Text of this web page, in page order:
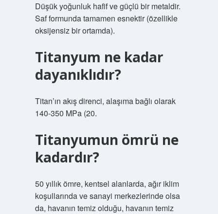
Düşük yoğunluk hafif ve güçlü bir metaldir.
Saf formunda tamamen esnektir (özellikle
oksijensiz bir ortamda).
Titanyum ne kadar
dayanıklıdır?
Titan’ın akış direnci, alaşıma bağlı olarak
140-350 MPa (20.
Titanyumun ömrü ne
kadardır?
50 yıllık ömre, kentsel alanlarda, ağır iklim
koşullarında ve sanayi merkezlerinde olsa
da, havanın temiz olduğu, havanın temiz